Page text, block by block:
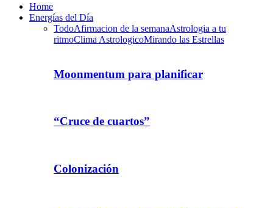
Home
Energías del Día
TodoAfirmacion de la semanaAstrologia a tu
ritmoClima AstrologicoMirando las Estrellas
Moonmentum para planificar
“Cruce de cuartos”
Colonización